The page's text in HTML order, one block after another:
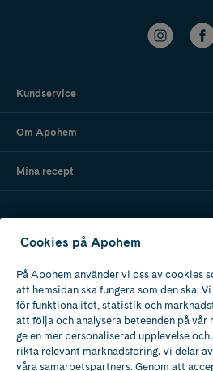
Kundservice
Om Apohem
Mina recept
Ladda ner vår app
Apotek med tillstånd
av Läkemedelsverket
Cookies på Apohem
På Apohem använder vi oss av cookies
att hemsidan ska fungera som den ska.
för funktionalitet, statistik och
att följa och analysera beteenden på vår
ge en mer personaliserad upplevelse och
rikta relevant marknadsföring. Vi delar
våra samarbetspartners. Genom att